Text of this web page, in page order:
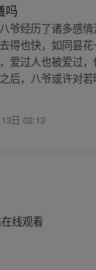
吗
爷经历了诸多感
得也快，如同昙
爱过人也被爱过
后，八爷或许对
日 02:13
线观看